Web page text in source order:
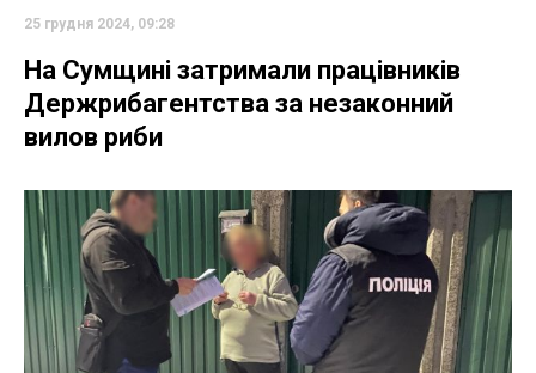
25 грудня 2024, 09:28
На Сумщині затримали працівників
Держрибагентства за незаконний
вилов риби